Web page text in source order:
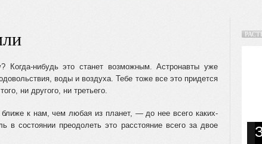
Когда-нибудь это станет возможным. Астронавты уже
воды и воздуха. Тебе тоже все это придется
ни другого, ни третьего.
ближе к нам, чем любая из планет, — до нее всего каких-
в состоя­нии преодолеть это расстояние всего за двое